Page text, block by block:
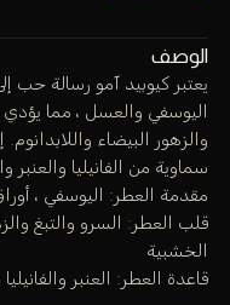
الوصف
يعتبر كيوبيد آمو رسالة حب
اليوسفي والعسل ، مما
والزهور البيضاء
سماوية من الفانيليا
مقدمة العطر: اليوسفي ،
قلب العطر: السرو والتبغ
الخشبية
قاعدة العطر: العنبر